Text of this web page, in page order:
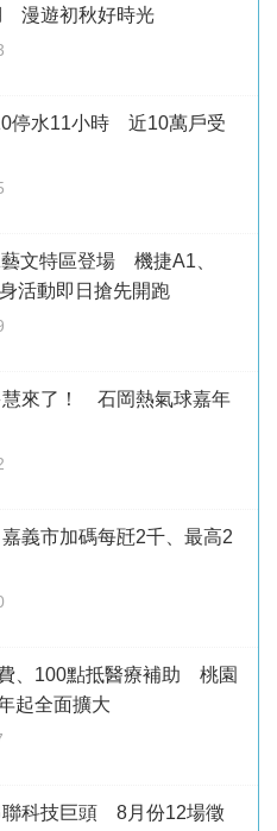
漫遊初秋好時光
停水11小時 近10萬戶受
文特區登場 機捷A1、
活動即日搶先開跑
慧來了！ 石岡熱氣球嘉年
義市加碼每瓩2千、最高2
、100點抵醫療補助 桃園
起全面擴大
聯科技巨頭 8月份12場徵